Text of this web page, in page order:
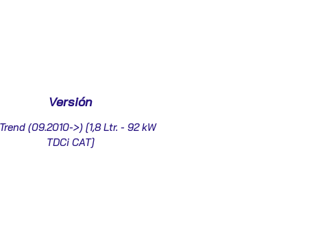
Versión
(09.2010->) [1,8 Ltr. - 92 kW
TDCi CAT]